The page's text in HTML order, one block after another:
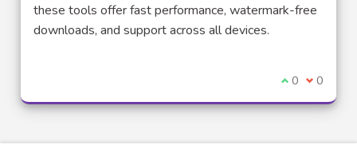
these tools offer fast performance, watermark-free
downloads, and support across all devices.
Je suis
0 Je ne
0